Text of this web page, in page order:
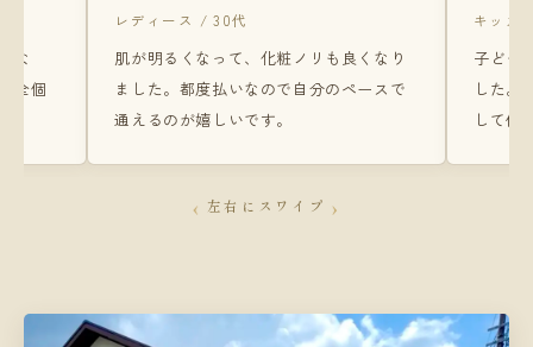
な
全個
レディース / 30代
肌が明るくなって、化粧ノリも良くなり
ました。都度払いなので自分のペースで
通えるのが嬉しいです。
キッズ
子ども
した。
して任
‹ 左右にスワイプ ›